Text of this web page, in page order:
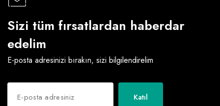
Sizi tüm fırsatlardan haberdar
edelim
E-posta adresinizi bırakın, sizi bilgilendirelim
Katıl